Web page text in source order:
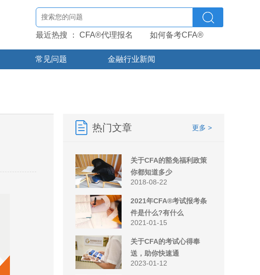
最近热搜 ： CFA®代理报名 如何备考CFA®
常见问题 金融行业新闻
更多 >
热门文章
关于CFA的豁免福利政策
你都知道多少
2018-08-22
2021年CFA®考试报考条
件是什么?有什么
2021-01-15
关于CFA的考试心得奉
送，助你快速通
2023-01-12